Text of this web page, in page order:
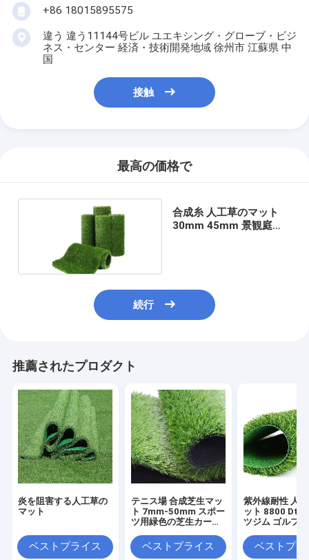
+86 18015895575
違う 違う11144号ビル ユエキシング・グローブ・ビジ
ネス・センター 経済・技術開発地域 徐州市 江蘇県 中
国
接触
最高の価格で
合成糸 人工草のマット
30mm 45mm 景観庭園
続行
推薦されたプロダクト
炎を阻害する人工草の
マット
ベストプライス
テニス場 合成芝生マッ
ト 7mm-50mm スポー
ツ用緑色の芝生カーペ
ベストプライス
紫外線耐性 人
ット 8800
ツジム ゴルフ
ベストプラ